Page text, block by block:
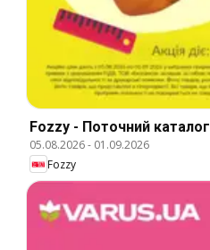
Fozzy - Поточний каталог
05.08.2026- 01.09.2026
Fozzy